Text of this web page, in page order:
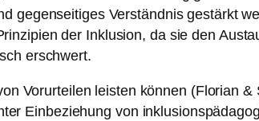
gegenseitiges Verständnis gestärkt
der Inklusion, da sie den
erschwert.
Vorurteilen leisten können (Florian &
Einbeziehung von